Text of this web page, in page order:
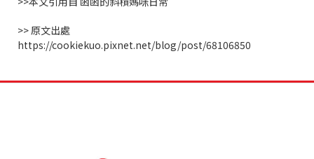
>> 原文出處
https://cookiekuo.pixnet.net/blog/post/68106850